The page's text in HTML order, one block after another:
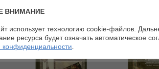
ВНИМАНИЕ
использует технологию cookie-файлов.
ресурса будет означать автоматическое
конфиденциальности